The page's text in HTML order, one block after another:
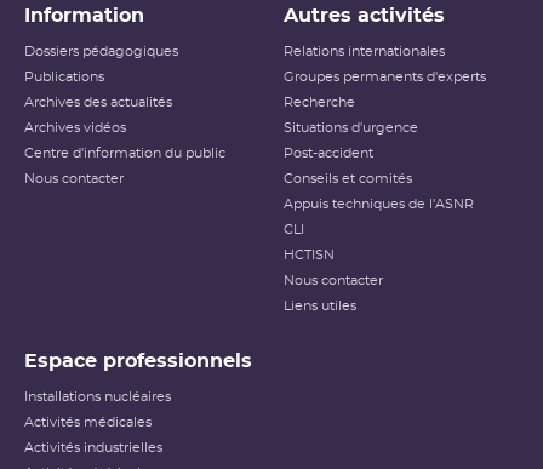
Information
Dossiers pédagogiques
Publications
Archives des actualités
Archives vidéos
Centre d'information du public
Nous contacter
Autres activités
Relations internationales
Groupes permanents d'experts
Recherche
Situations d'urgence
Post-accident
Conseils et comités
Appuis techniques de l'ASNR
CLI
HCTISN
Nous contacter
Liens utiles
Espace professionnels
Installations nucléaires
Activités médicales
Activités industrielles